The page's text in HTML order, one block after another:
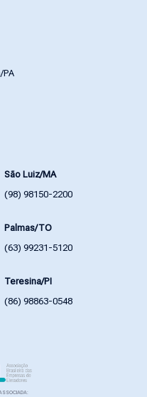
PA
São Luiz/MA
(98) 98150-2200
Palmas/TO
(63) 99231-5120
Teresina/PI
(86) 98863-0548